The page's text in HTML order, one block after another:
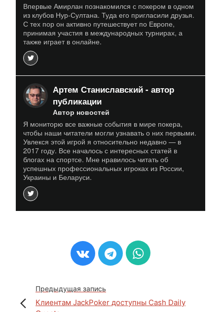
Впервые Амирлан познакомился с покером в одном
из клубов Нур-Султана. Туда его пригласили друзья.
С тех пор он активно путешествует по Европе,
принимая участия в международных турнирах, а
также играет в онлайне.
Артем Станиславский - автор
публикации
Автор новостей
Я мониторю все важные события в мире покера,
чтобы наши читатели могли узнавать о них первыми.
Увлекся этой игрой я относительно недавно — в
2017 году. Все началось с интересных статей в
блогах на спортсе. Мне нравилось читать об
успешных профессиональных игроках из России,
Украины и Беларуси.
Предыдущая запись
Клиентам JackPoker доступны Cash Daily